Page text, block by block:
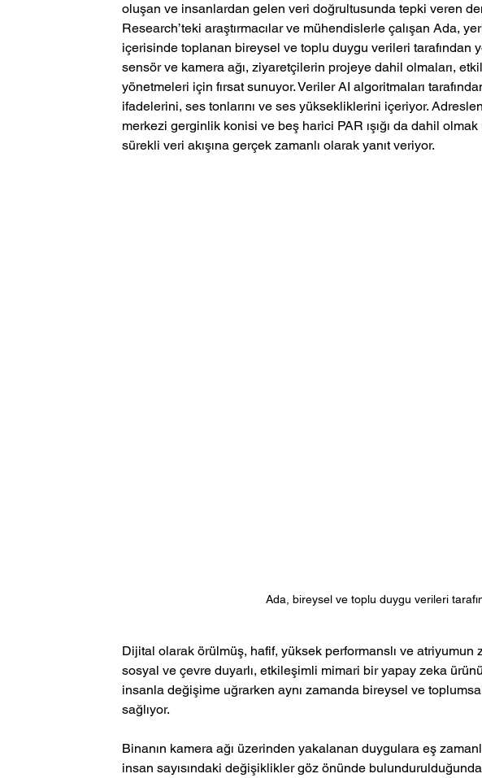
oluşan ve insanlardan gelen veri doğrultusunda tepki veren
Research’teki araştırmacılar ve mühendislerle çalışan Ada,
içerisinde toplanan bireysel ve toplu duygu verileri tarafından
sensör ve kamera ağı, ziyaretçilerin projeye dahil olmaları,
yönetmeleri için fırsat sunuyor. Veriler AI algoritmaları
ifadelerini, ses tonlarını ve ses yüksekliklerini içeriyor.
merkezi gerginlik konisi ve beş harici PAR ışığı da dahil
sürekli veri akışına gerçek zamanlı olarak yanıt veriyor.
Ada, bireysel ve toplu duygu verileri
Dijital olarak örülmüş, hafif, yüksek performanslı ve atriyumun
sosyal ve çevre duyarlı, etkileşimli mimari bir yapay zeka
insanla değişime uğrarken aynı zamanda bireysel ve
sağlıyor.
Binanın kamera ağı üzerinden yakalanan duygulara eş
insan sayısındaki değişiklikler göz önünde